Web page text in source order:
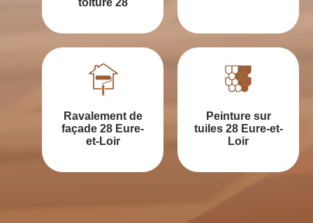
Ravalement de
façade 28 Eure-
et-Loir
Peinture sur
tuiles 28 Eure-et-
Loir